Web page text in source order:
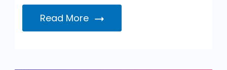
Read More